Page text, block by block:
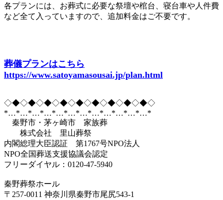
各プランには、お葬式に必要な祭壇や棺台、寝台車や人件費
など全て入っていますので、追加料金はご不要です。
葬儀プランはこちら
https://www.satoyamasousai.jp/plan.html
◇◆◇◆◇◆◇◆◇◆◇◆◇◆◇◆◇◆◇
*…*…*…*…*…*…*…*…*…*…*…*…*
秦野市・茅ヶ崎市 家族葬
株式会社 里山葬祭
内閣総理大臣認証 第1767号NPO法人
NPO全国葬送支援協議会認定
フリーダイヤル：0120-47-5940
秦野葬祭ホール
〒257-0011 神奈川県秦野市尾尻543-1